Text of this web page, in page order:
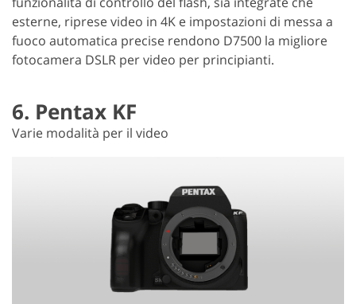
esterne, riprese video in 4K e impostazioni di messa a
fuoco automatica precise rendono D7500 la migliore
fotocamera DSLR per video per principianti.
6. Pentax KF
Varie modalità per il video